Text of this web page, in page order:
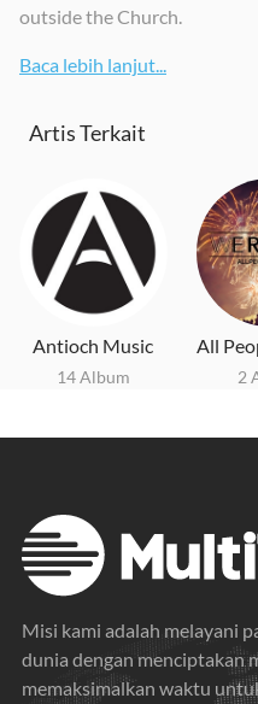
outside the Church.
Baca lebih lanjut...
Artis Terkait
Antioch Music
14 Album 2
Misi kami adalah melayani
dunia dengan menciptakan
memaksimalkan waktu